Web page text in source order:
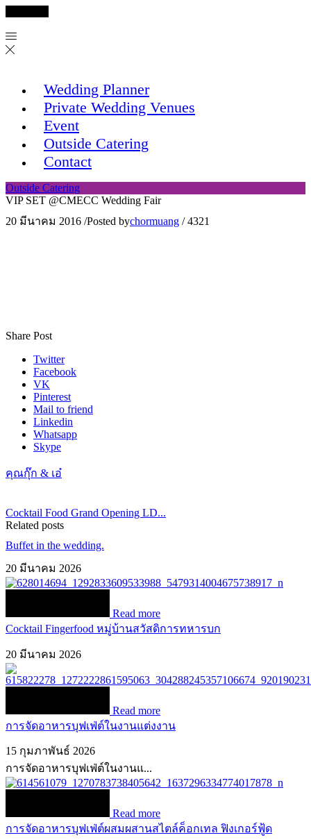
Wedding Planner
Private Wedding Venues
Event
Outside Catering
Contact
Outside Catering
VIP SET @CMECC Wedding Fair
20 มีนาคม 2016 /Posted bychormuang / 4321
Share Post
Twitter
Facebook
VK
Pinterest
Mail to friend
Linkedin
Whatsapp
Skype
คุณกุ๊ก & เอ๋
Cocktail Food Grand Opening LD...
Related posts
Buffet in the wedding.
20 มีนาคม 2026
Read more
Cocktail Fingerfood หมู่บ้านสวัสดิการทหารบก
20 มีนาคม 2026
Read more
การจัดอาหารบุฟเฟ่ต์ในงานแต่งงาน
15 กุมภาพันธ์ 2026
การจัดอาหารบุฟเฟ่ต์ในงานแ...
Read more
การจัดอาหารบุฟเฟ่ต์ผสมผสานสไตล์ค็อกเทล ฟิงเกอร์ฟู้ด